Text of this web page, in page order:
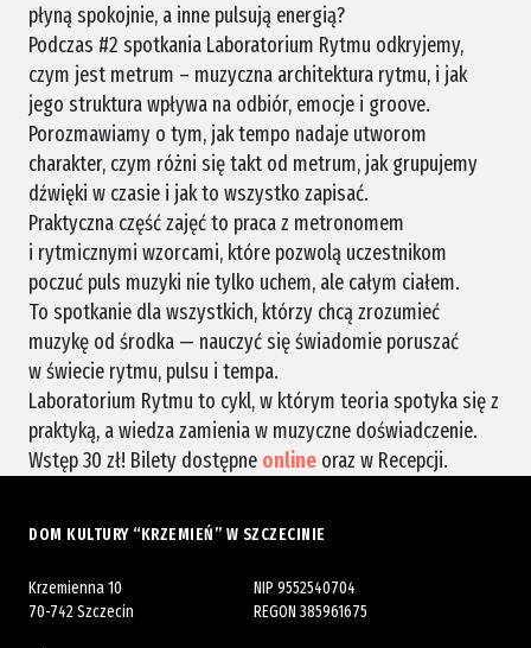
płyną spokojnie, a inne pulsują energią?
Podczas #2 spotkania Laboratorium Rytmu odkryjemy,
czym jest metrum – muzyczna architektura rytmu, i jak
jego struktura wpływa na odbiór, emocje i groove.
Porozmawiamy o tym, jak tempo nadaje utworom
charakter, czym różni się takt od metrum, jak grupujemy
dźwięki w czasie i jak to wszystko zapisać.
Praktyczna część zajęć to praca z metronomem
i rytmicznymi wzorcami, które pozwolą uczestnikom
poczuć puls muzyki nie tylko uchem, ale całym ciałem.
To spotkanie dla wszystkich, którzy chcą zrozumieć
muzykę od środka — nauczyć się świadomie poruszać
w świecie rytmu, pulsu i tempa.
Laboratorium Rytmu to cykl, w którym teoria spotyka się z
praktyką, a wiedza zamienia w muzyczne doświadczenie.
Wstęp 30 zł! Bilety dostępne online oraz w Recepcji.
DOM KULTURY “KRZEMIEŃ” W SZCZECINIE
Krzemienna 10
70-742 Szczecin
NIP 9552540704
REGON 385961675